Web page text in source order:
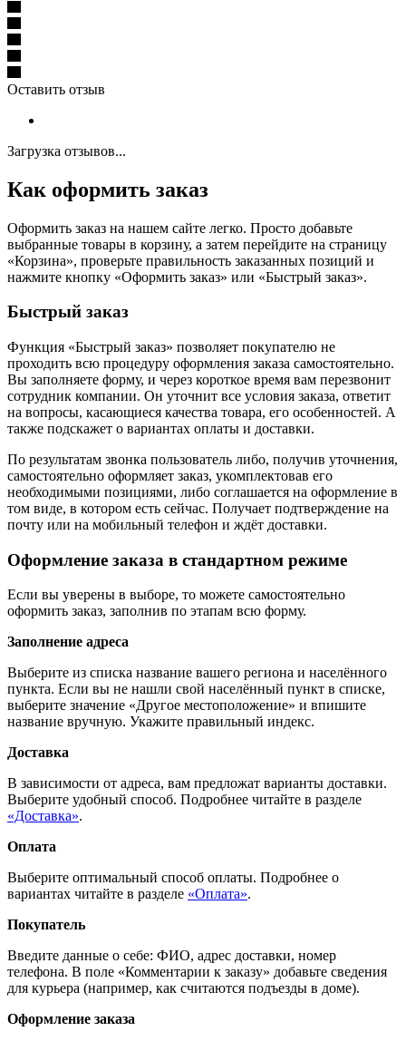
Оставить отзыв
Загрузка отзывов...
Как оформить заказ
Оформить заказ на нашем сайте легко. Просто добавьте
выбранные товары в корзину, а затем перейдите на страницу
«Корзина», проверьте правильность заказанных позиций и
нажмите кнопку «Оформить заказ» или «Быстрый заказ».
Быстрый заказ
Функция «Быстрый заказ» позволяет покупателю не
проходить всю процедуру оформления заказа самостоятельно.
Вы заполняете форму, и через короткое время вам перезвонит
сотрудник компании. Он уточнит все условия заказа, ответит
на вопросы, касающиеся качества товара, его особенностей. А
также подскажет о вариантах оплаты и доставки.
По результатам звонка пользователь либо, получив уточнения,
самостоятельно оформляет заказ, укомплектовав его
необходимыми позициями, либо соглашается на оформление в
том виде, в котором есть сейчас. Получает подтверждение на
почту или на мобильный телефон и ждёт доставки.
Оформление заказа в стандартном режиме
Если вы уверены в выборе, то можете самостоятельно
оформить заказ, заполнив по этапам всю форму.
Заполнение адреса
Выберите из списка название вашего региона и населённого
пункта. Если вы не нашли свой населённый пункт в списке,
выберите значение «Другое местоположение» и впишите
название вручную. Укажите правильный индекс.
Доставка
В зависимости от адреса, вам предложат варианты доставки.
Выберите удобный способ. Подробнее читайте в разделе
«Доставка».
Оплата
Выберите оптимальный способ оплаты. Подробнее о
вариантах читайте в разделе «Оплата».
Покупатель
Введите данные о себе: ФИО, адрес доставки, номер
телефона. В поле «Комментарии к заказу» добавьте сведения
для курьера (например, как считаются подъезды в доме).
Оформление заказа